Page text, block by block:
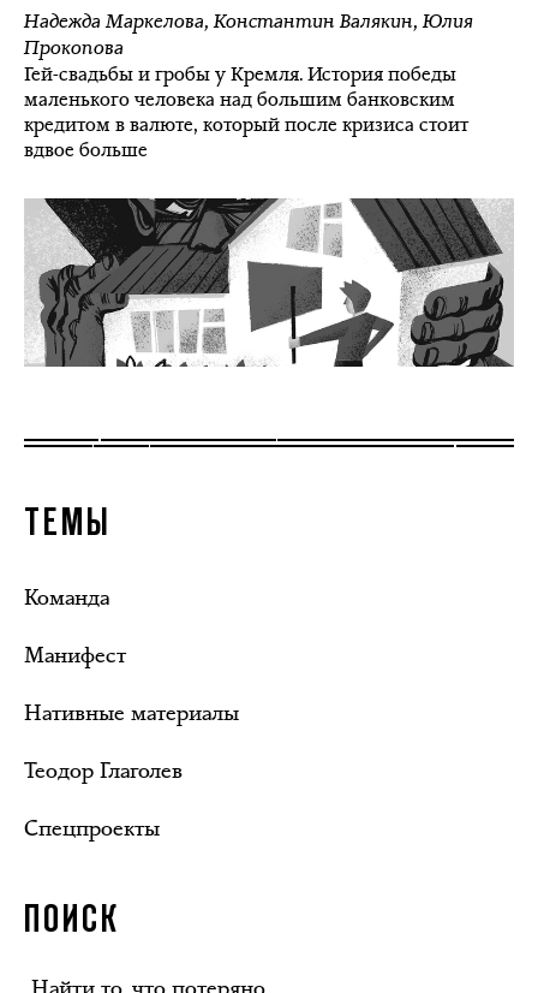
Надежда Маркелова,Константин Валякин,Юлия
Прокопова
Гей-свадьбы и гробы у Кремля. История победы
маленького человека над большим банковским
кредитом в валюте, который после кризиса стоит
вдвое больше
ТЕМЫ
Команда
Манифест
Нативные материалы
Теодор Глаголев
Спецпроекты
ПОИСК